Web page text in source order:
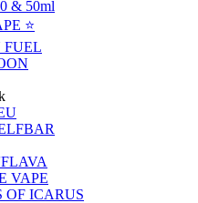
& 50ml
⭐️
FUEL
VAPE
OF ICARUS